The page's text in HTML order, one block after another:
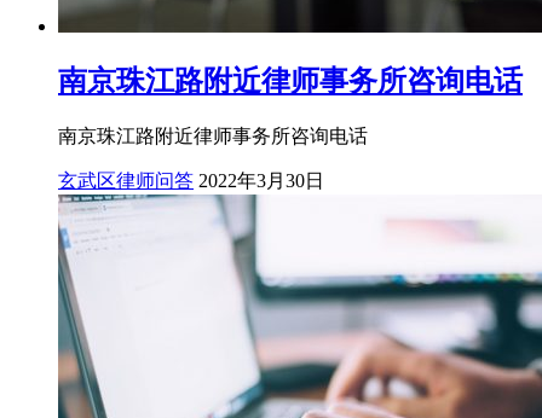
南京珠江路附近律师事务所咨询电话
南京珠江路附近律师事务所咨询电话
玄武区律师问答 2022年3月30日